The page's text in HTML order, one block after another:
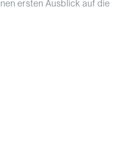
ersten Ausblick auf die